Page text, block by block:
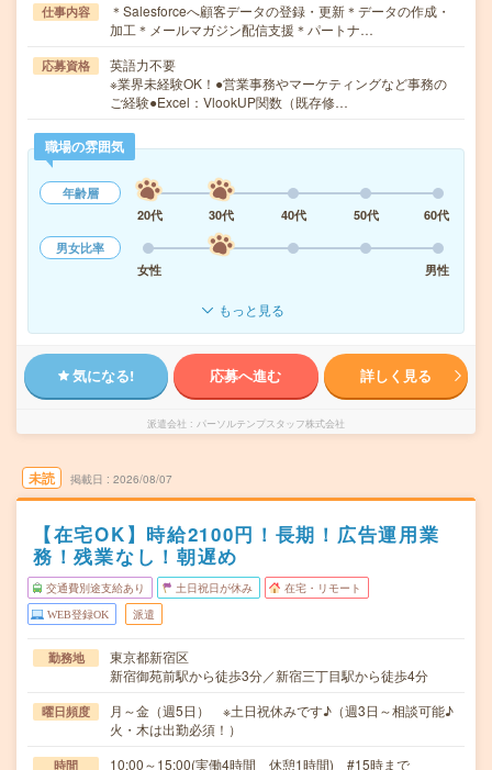
仕事内容
＊Salesforceへ顧客データの登録・更新＊データの作成・
加工＊メールマガジン配信支援＊パートナ…
応募資格
英語力不要
※業界未経験OK！●営業事務やマーケティングなど事務の
ご経験●Excel：VlookUP関数（既存修…
職場の雰囲気
年齢層
20代
30代 40代 50代
60代
男女比率
女性
男性
もっと見る
気になる! 応募へ進む 詳しく見る
派遣会社 パーソルテンプスタッフ株式会社
未読 掲載日 2026/08/07
【在宅OK】時給2100円！長期！広告運用業
務！残業なし！朝遅め
交通費別途支給あり 土日祝日が休み 在宅・リモート
WEB登録OK 派遣
勤務地
東京都新宿区
新宿御苑前駅から徒歩3分／新宿三丁目駅から徒歩4分
曜日頻度
月～金（週5日） ※土日祝休みです♪（週3日～相談可能♪
火・木は出勤必須！）
時間 10:00～15:00(実働4時間 休憩1時間) #15時まで